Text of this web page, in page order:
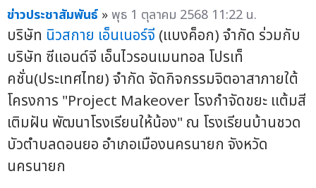
ข่าวประชาสัมพันธ์ »พุธ 1 ตุลาคม 2568 11:22 น.
บริษัท นิวสกาย เอ็นเนอร์จี (แบงค็อก) จำกัด ร่วมกับ
บริษัท ซีแอนด์จี เอ็นไวรอนเมนทอล โปรเท็
คชั่น(ประเทศไทย) จำกัด จัดกิจกรรมจิตอาสาภายใต้
โครงการ "Project Makeover โรงกำจัดขยะ แต้มสี
เติมฝัน พัฒนาโรงเรียนให้น้อง" ณ โรงเรียนบ้านชวด
บัวตำบลดอนยอ อำเภอเมืองนครนายก จังหวัด
นครนายก